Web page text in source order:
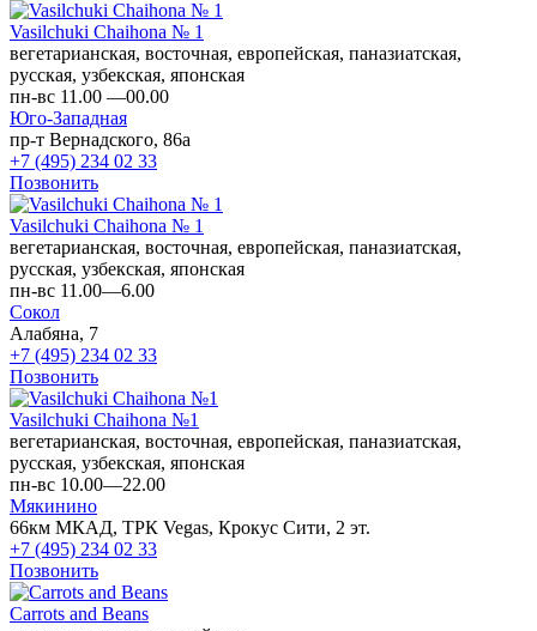
Vasilchuki Chaihona № 1
вегетарианская, восточная, европейская, паназиатская,
русская, узбекская, японская
пн-вс 11.00 —00.00
Юго-Западная
пр-т Вернадского, 86а
+7 (495) 234 02 33
Позвонить
Vasilchuki Chaihona № 1
вегетарианская, восточная, европейская, паназиатская,
русская, узбекская, японская
пн-вс 11.00—6.00
Сокол
Алабяна, 7
+7 (495) 234 02 33
Позвонить
Vasilchuki Chaihona №1
вегетарианская, восточная, европейская, паназиатская,
русская, узбекская, японская
пн-вс 10.00—22.00
Мякинино
66км МКАД, ТРК Vegas, Крокус Сити, 2 эт.
+7 (495) 234 02 33
Позвонить
Carrots and Beans